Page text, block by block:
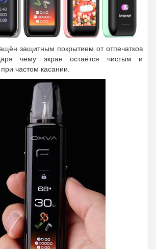
защитным покрытием от отпечатков
чему экран остаётся чистым и
частом касании.